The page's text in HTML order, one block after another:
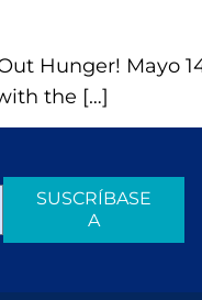
Hunger! Mayo
the […]
SUSCRÍBASE
A